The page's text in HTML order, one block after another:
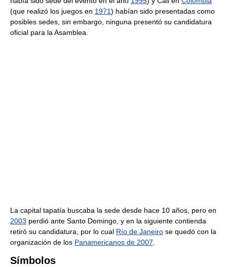
(que realizó los juegos en 1971) habían sido presentadas como
posibles sedes, sin embargo, ninguna presentó su candidatura
oficial para la Asamblea.
La capital tapatía buscaba la sede desde hace 10 años, pero en
2003 perdió ante Santo Domingo, y en la siguiente contienda
retiró su candidatura, por lo cual Río de Janeiro se quedó con la
organización de los Panamericanos de 2007
Símbolos